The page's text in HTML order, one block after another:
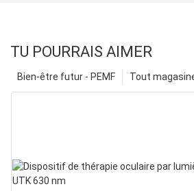
TU POURRAIS AIMER
Tout
Bien-être futur - PEMF